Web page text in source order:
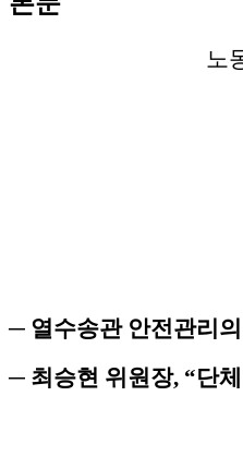
노
─ 열수송관 안전관리
─ 최승현 위원장, “단